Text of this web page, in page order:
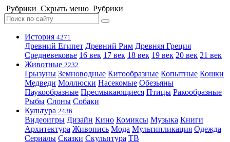
Рубрики Скрыть меню Рубрики
История 4271
Древний Египет Древний Рим Древняя Греция
Средневековье 16 век 17 век 18 век 19 век 20 век 21 век
Животные 2232
Грызуны Земноводные Китообразные Копытные Кошки
Медведи Моллюски Насекомые Обезьяны
Паукообразные Пресмыкающиеся Птицы Ракообразные
Рыбы Слоны Собаки
Культура 2436
Видеоигры Дизайн Кино Комиксы Музыка Книги
Архитектура Живопись Мода Мультипликация Одежда
Сериалы Сказки Скульптура ТВ